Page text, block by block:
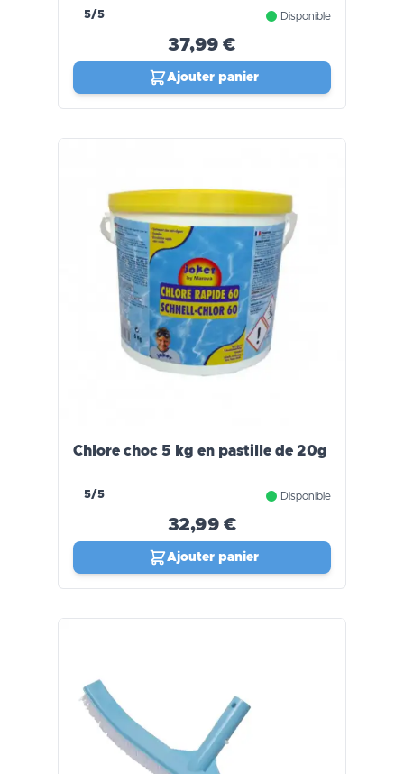
5/5 Disponible
37,99 €
Ajouter panier
Chlore choc 5 kg en pastille de 20g
5/5 Disponible
32,99 €
Ajouter panier